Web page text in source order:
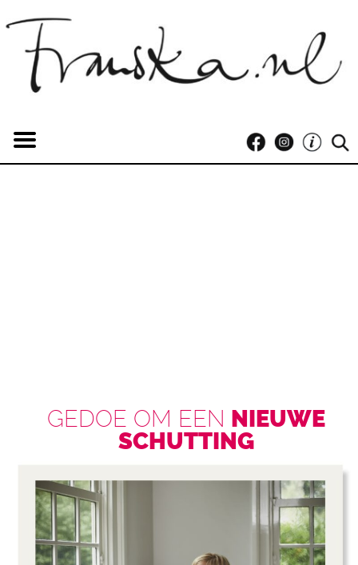
GEDOE OM EEN NIEUWE
SCHUTTING